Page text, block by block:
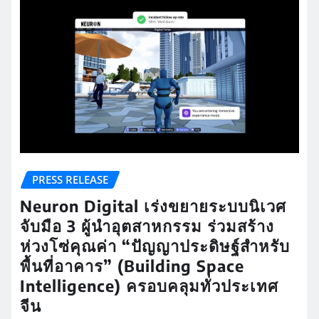
PRESS RELEASE
Neuron Digital เร่งขยายระบบนิเวศ
จับมือ 3 ผู้นำอุตสาหกรรม ร่วมสร้าง
ห่วงโซ่คุณค่า “ปัญญาประดิษฐ์สำหรับ
พื้นที่อาคาร” (Building Space
Intelligence) ครอบคลุมทั่วประเทศ
จีน